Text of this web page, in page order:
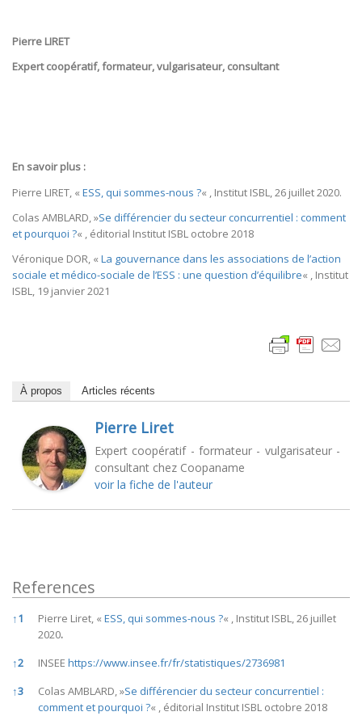
Pierre LIRET
Expert coopératif, formateur, vulgarisateur, consultant
En savoir plus :
Pierre LIRET, « ESS, qui sommes-nous ?« , Institut ISBL, 26 juillet 2020.
Colas AMBLARD, »Se différencier du secteur concurrentiel : comment
et pourquoi ?« , éditorial Institut ISBL octobre 2018
Véronique DOR, « La gouvernance dans les associations de l’action
sociale et médico-sociale de l’ESS : une question d’équilibre« , Institut
ISBL, 19 janvier 2021
À propos Articles récents
Pierre Liret
Expert coopératif - formateur - vulgarisateur -
consultant chez Coopaname
voir la fiche de l'auteur
References
References
↑1 Pierre Liret, « ESS, qui sommes-nous ?« , Institut ISBL, 26 juillet
2020.
↑2 INSEE https://www.insee.fr/fr/statistiques/2736981
↑3 Colas AMBLARD, »Se différencier du secteur concurrentiel :
comment et pourquoi ?« , éditorial Institut ISBL octobre 2018